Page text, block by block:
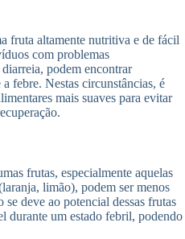
fruta altamente nutritiva e de fácil
com problemas
podem encontrar
febre. Nestas circunstâncias, é
mais suaves para evitar
frutas, especialmente aquelas
limão), podem ser menos
deve ao potencial dessas frutas
durante um estado febril, podendo